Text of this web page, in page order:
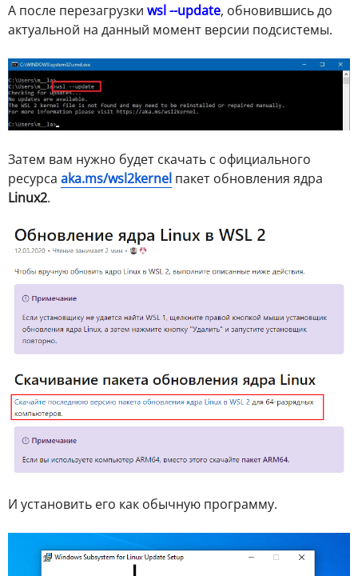
А после перезагрузки wsl --update, обновившись до
актуальной на данный момент версии подсистемы.
Затем вам нужно будет скачать с официального
ресурса aka.ms/wsl2kernel пакет обновления ядра
Linux2.
И установить его как обычную программу.